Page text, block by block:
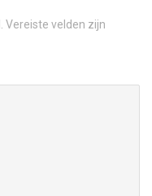
Vereiste velden zijn